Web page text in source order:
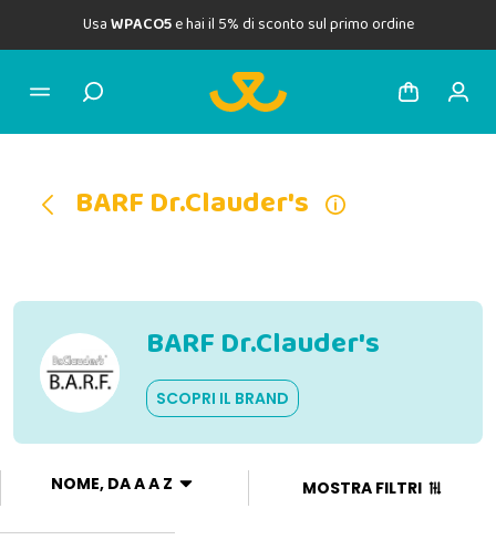
UsaWPACO5e hai il 5% di sconto sul primo ordine
BARF Dr.Clauder's
BARF Dr.Clauder's
SCOPRI IL BRAND
NOME, DA A A Z MOSTRA FILTRI